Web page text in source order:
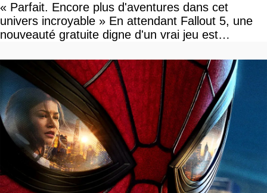
« Parfait. Encore plus d'aventures dans cet
univers incroyable » En attendant Fallout 5, une
nouveauté gratuite digne d'un vrai jeu est